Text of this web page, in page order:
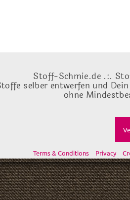
Stoff-Schmie.de .:.
selber entwerfen und
ohne
Terms & Conditions Privacy